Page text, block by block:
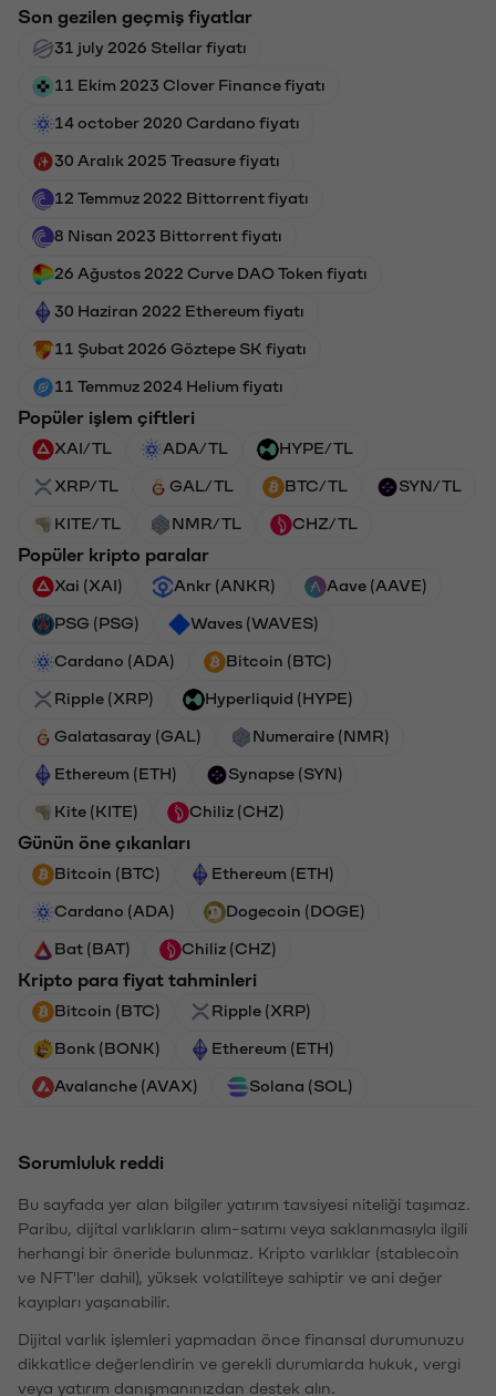
Son gezilen geçmiş fiyatlar
31 july 2026 Stellar fiyatı
11 Ekim 2023 Clover Finance fiyatı
14 october 2020 Cardano fiyatı
30 Aralık 2025 Treasure fiyatı
12 Temmuz 2022 Bittorrent fiyatı
8 Nisan 2023 Bittorrent fiyatı
26 Ağustos 2022 Curve DAO Token fiyatı
30 Haziran 2022 Ethereum fiyatı
11 Şubat 2026 Göztepe SK fiyatı
11 Temmuz 2024 Helium fiyatı
Popüler işlem çiftleri
XAI/TL ADA/TL HYPE/TL
XRP/TL GAL/TL BTC/TL SYN/TL
KITE/TL NMR/TL CHZ/TL
Popüler kripto paralar
Xai (XAI) Ankr (ANKR) Aave (AAVE)
PSG (PSG) Waves (WAVES)
Cardano (ADA) Bitcoin (BTC)
Ripple (XRP) Hyperliquid (HYPE)
Galatasaray (GAL) Numeraire (NMR)
Ethereum (ETH) Synapse (SYN)
Kite (KITE) Chiliz (CHZ)
Günün öne çıkanları
Bitcoin (BTC) Ethereum (ETH)
Cardano (ADA) Dogecoin (DOGE)
Bat (BAT) Chiliz (CHZ)
Kripto para fiyat tahminleri
Bitcoin (BTC) Ripple (XRP)
Bonk (BONK) Ethereum (ETH)
Avalanche (AVAX) Solana (SOL)
Sorumluluk reddi
Bu sayfada yer alan bilgiler yatırım tavsiyesi niteliği taşımaz.
Paribu, dijital varlıkların alım-satımı veya saklanmasıyla ilgili
herhangi bir öneride bulunmaz. Kripto varlıklar (stablecoin
ve NFT'ler dahil), yüksek volatiliteye sahiptir ve ani değer
kayıpları yaşanabilir.
Dijital varlık işlemleri yapmadan önce finansal durumunuzu
dikkatlice değerlendirin ve gerekli durumlarda hukuk, vergi
veya yatırım danışmanınızdan destek alın.